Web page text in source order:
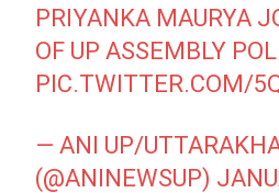
PRIYANKA MAURYA
OF UP ASSEMBLY
PIC.TWITTER.COM/
— ANI UP/
(@ANINEWSUP)